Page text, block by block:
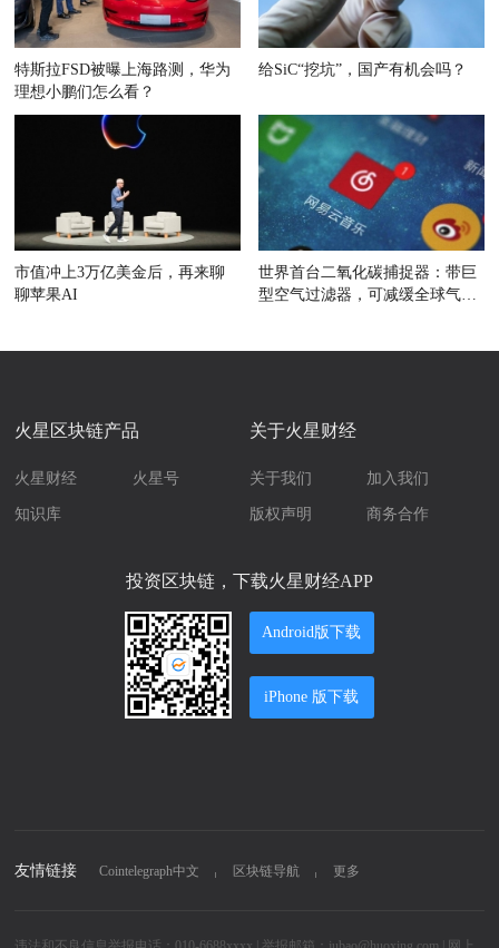
特斯拉FSD被曝上海路测，华为
理想小鹏们怎么看？
给SiC“挖坑”，国产有机会吗？
市值冲上3万亿美金后，再来聊
聊苹果AI
世界首台二氧化碳捕捉器：带巨
型空气过滤器，可减缓全球气候
火星区块链产品
火星财经 火星号
知识库
关于火星财经
关于我们 加入我们
版权声明 商务合作
投资区块链，下载火星财经APP
Android版下载
iPhone 版下载
友情链接 Cointelegraph中文 区块链导航 更多